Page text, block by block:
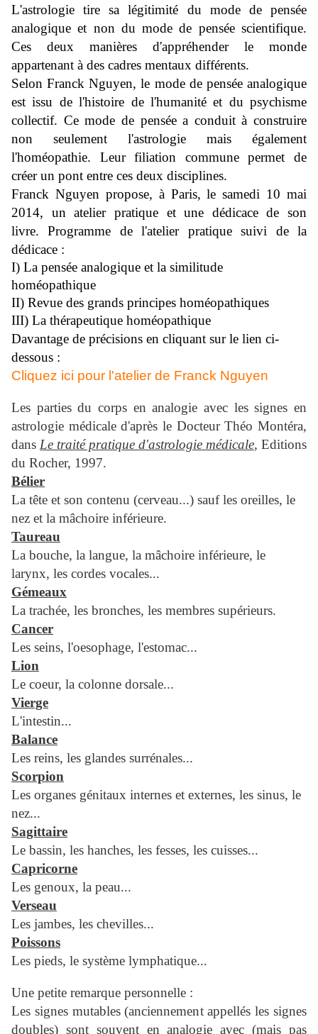
L'astrologie tire sa légitimité du mode de pensée
analogique et non du mode de pensée scientifique.
Ces deux manières d'appréhender le monde
appartenant à des cadres mentaux différents.
Selon Franck Nguyen, le mode de pensée analogique
est issu de l'histoire de l'humanité et du psychisme
collectif. Ce mode de pensée a conduit à construire
non seulement l'astrologie mais également
l'homéopathie. Leur filiation commune permet de
créer un pont entre ces deux disciplines.
Franck Nguyen propose, à Paris, le samedi 10 mai
2014, un atelier pratique et une dédicace de son
livre.Programme de l'atelier pratique suivi de la
dédicace :
I) La pensée analogique et la similitude
homéopathique
II) Revue des grands principes homéopathiques
III) La thérapeutique homéopathique
Davantage de précisions en cliquant sur le lien ci-
dessous :
Cliquez ici pour l'atelier de Franck Nguyen
Les parties du corps en analogie avec les signes en
astrologie médicale d'après le Docteur Théo Montéra,
dans Le traité pratique d'astrologie médicale, Editions
du Rocher, 1997.
Bélier
La tête et son contenu (cerveau...) sauf les oreilles, le
nez et la mâchoire inférieure.
Taureau
La bouche, la langue, la mâchoire inférieure, le
larynx, les cordes vocales...
Gémeaux
La trachée, les bronches, les membres supérieurs.
Cancer
Les seins, l'oesophage, l'estomac...
Lion
Le coeur, la colonne dorsale...
Vierge
L'intestin...
Balance
Les reins, les glandes surrénales...
Scorpion
Les organes génitaux internes et externes, les sinus, le
nez...
Sagittaire
Le bassin, les hanches, les fesses, les cuisses...
Capricorne
Les genoux, la peau...
Verseau
Les jambes, les chevilles...
Poissons
Les pieds, le système lymphatique...
Une petite remarque personnelle :
Les signes mutables (anciennement appellés les signes
doubles) sont souvent en analogie avec(mais pas